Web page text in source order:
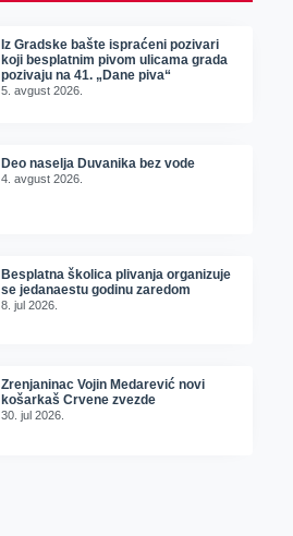
Iz Gradske bašte ispraćeni pozivari
koji besplatnim pivom ulicama grada
pozivaju na 41. „Dane piva“
5. avgust 2026.
Deo naselja Duvanika bez vode
4. avgust 2026.
Besplatna školica plivanja organizuje
se jedanaestu godinu zaredom
8. jul 2026.
Zrenjaninac Vojin Medarević novi
košarkaš Crvene zvezde
30. jul 2026.